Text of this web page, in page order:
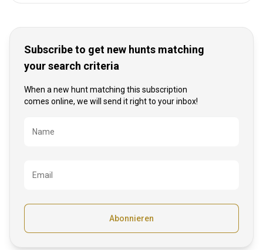
Subscribe to get new hunts matching
your search criteria
When a new hunt matching this subscription
comes online, we will send it right to your inbox!
Bezeichnung
Name
Email
Abonnieren